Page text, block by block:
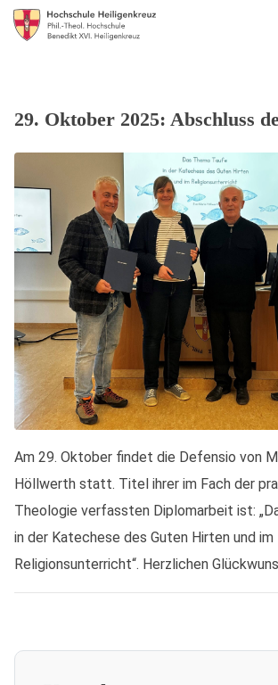
29. Oktober 2025: Abschluss
Am 29. Oktober findet die Defensio von
Höllwerth statt. Titel ihrer im Fach der
Theologie verfassten Diplomarbeit ist:
in der Katechese des Guten Hirten und im
Religionsunterricht“. Herzlichen